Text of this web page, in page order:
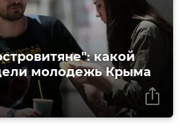
какой
молодежь Крыма